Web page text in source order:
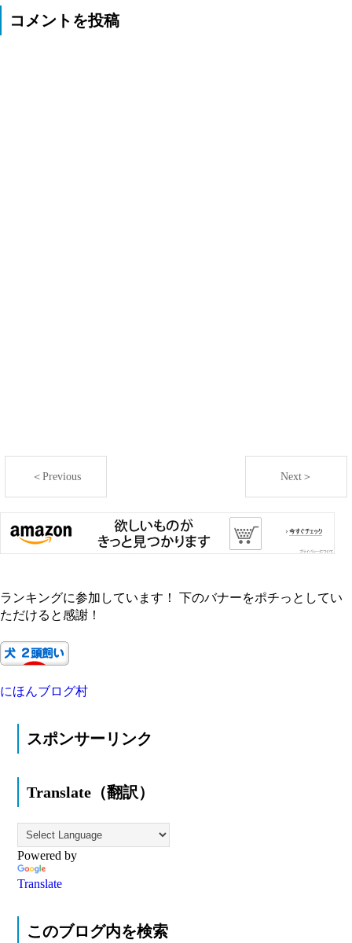
コメントを投稿
＜Previous Next＞
ランキングに参加しています！ 下のバナーをポチっとしてい
ただけると感謝！
にほんブログ村
スポンサーリンク
Translate（翻訳）
Powered by
Translate
このブログ内を検索